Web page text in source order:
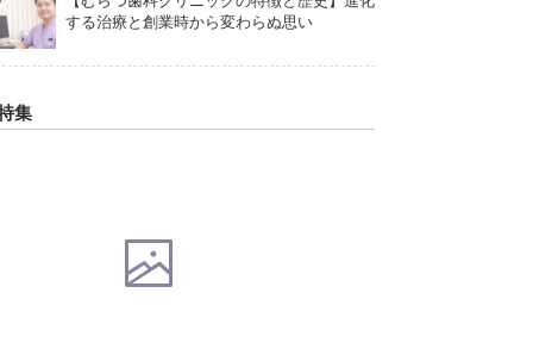
する治療と創業時から変わらぬ思い
集